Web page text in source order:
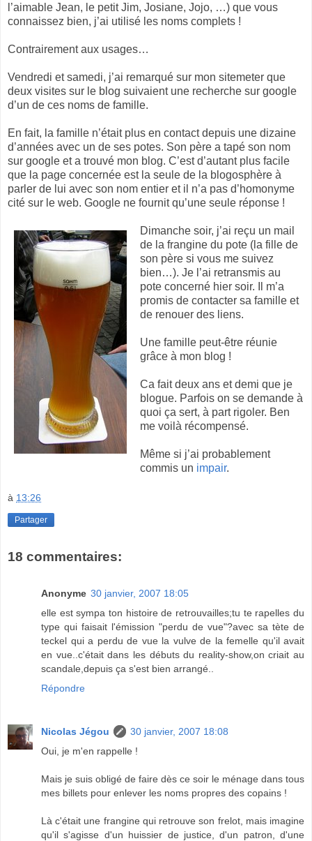
l’aimable Jean, le petit Jim, Josiane, Jojo, …) que vous
connaissez bien, j’ai utilisé les noms complets !
Contrairement aux usages…
Vendredi et samedi, j’ai remarqué sur mon sitemeter que
deux visites sur le blog suivaient une recherche sur google
d’un de ces noms de famille.
En fait, la famille n’était plus en contact depuis une dizaine
d’années avec un de ses potes. Son père a tapé son nom
sur google et a trouvé mon blog. C’est d’autant plus facile
que la page concernée est la seule de la blogosphère à
parler de lui avec son nom entier et il n’a pas d’homonyme
cité sur le web. Google ne fournit qu’une seule réponse !
Dimanche soir, j’ai reçu un mail
de la frangine du pote (la fille de
son père si vous me suivez
bien…). Je l’ai retransmis au
pote concerné hier soir. Il m’a
promis de contacter sa famille et
de renouer des liens.
Une famille peut-être réunie
grâce à mon blog !
Ca fait deux ans et demi que je
blogue. Parfois on se demande à
quoi ça sert, à part rigoler. Ben
me voilà récompensé.
Même si j’ai probablement
commis un impair.
à 13:26
Partager
18 commentaires:
Anonyme 30 janvier, 2007 18:05
elle est sympa ton histoire de retrouvailles;tu te rapelles du
type qui faisait l'émission "perdu de vue"?avec sa tète de
teckel qui a perdu de vue la vulve de la femelle qu'il avait
en vue..c'était dans les débuts du reality-show,on criait au
scandale,depuis ça s'est bien arrangé..
Répondre
Nicolas Jégou
30 janvier, 2007 18:08
Oui, je m'en rappelle !
Mais je suis obligé de faire dès ce soir le ménage dans tous
mes billets pour enlever les noms propres des copains !
Là c'était une frangine qui retrouve son frelot, mais imagine
qu'il s'agisse d'un huissier de justice, d'un patron, d'une